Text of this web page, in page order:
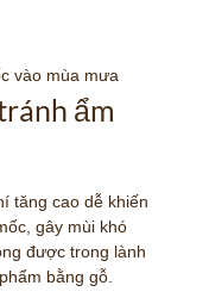
ẩm
tăng cao dễ khiến
gây mùi khó
được trong lành
bằng gỗ.